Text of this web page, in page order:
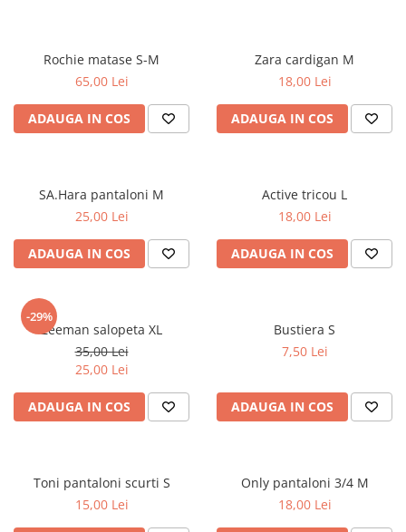
Rochie matase S-M
65,00 Lei
ADAUGA IN COS
Zara cardigan M
18,00 Lei
ADAUGA IN COS
SA.Hara pantaloni M
25,00 Lei
ADAUGA IN COS
Active tricou L
18,00 Lei
ADAUGA IN COS
-29%
Zeeman salopeta XL
35,00 Lei
25,00 Lei
ADAUGA IN COS
Bustiera S
7,50 Lei
ADAUGA IN COS
Toni pantaloni scurti S
15,00 Lei
Only pantaloni 3/4 M
18,00 Lei